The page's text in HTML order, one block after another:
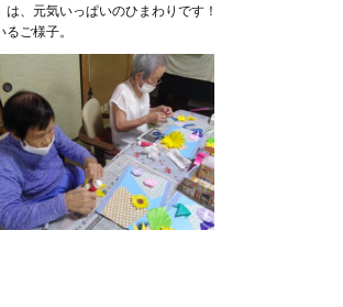
は、元気いっぱいのひまわりです！
ご様子。